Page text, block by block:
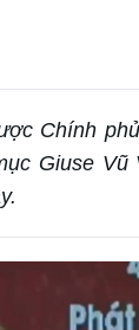
Chính
Giuse